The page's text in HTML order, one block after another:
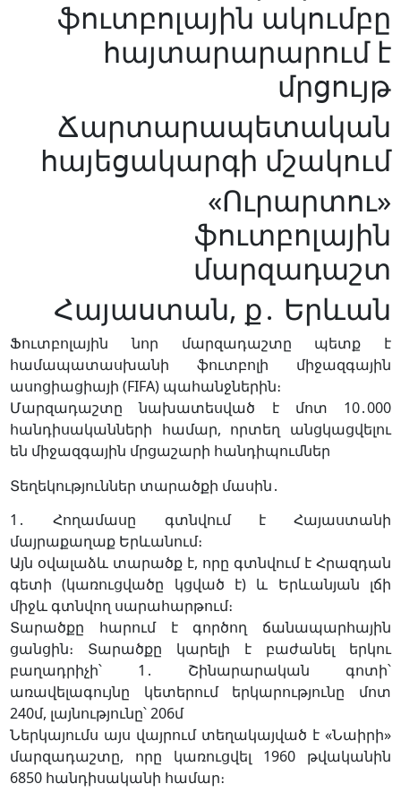
ֆուտբոլային ակումբը
հայտարարարում է
մրցույթ
Ճարտարապետական
հայեցակարգի մշակում
«Ուրարտու»
ֆուտբոլային
մարզադաշտ
Հայաստան, ք․ Երևան
Ֆուտբոլային նոր մարզադաշտը պետք է
համապատասխանի ֆուտբոլի միջազգային
ասոցիացիայի (FIFA) պահանջներին։
Մարզադաշտը նախատեսված է մոտ 10․000
հանդիսականների համար, որտեղ անցկացվելու
են միջազգային մրցաշարի հանդիպումներ
Տեղեկություններ տարածքի մասին․
1․ Հողամասը գտնվում է Հայաստանի
մայրաքաղաք Երևանում։
Այն օվալաձև տարածք է, որը գտնվում է Հրազդան
գետի (կառուցվածը կցված է) և Երևանյան լճի
միջև գտնվող սարահարթում։
Տարածքը հարում է գործող ճանապարհային
ցանցին։ Տարածքը կարելի է բաժանել երկու
բաղադրիչի՝ 1․ Շինարարական գոտի՝
առավելագույնը կետերում երկարությունը մոտ
240մ, լայնությունը՝ 206մ
Ներկայումս այս վայրում տեղակայված է «Նաիրի»
մարզադաշտը, որը կառուցվել 1960 թվականին
6850 հանդիսականի համար։